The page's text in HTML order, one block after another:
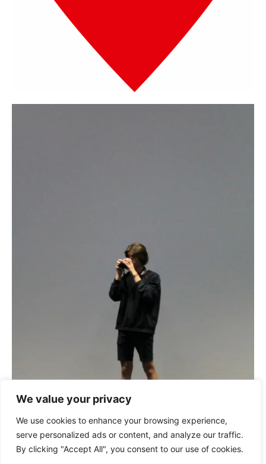
We value your privacy
We use cookies to enhance your browsing experience,
serve personalized ads or content, and analyze our traffic.
By clicking "Accept All", you consent to our use of cookies.